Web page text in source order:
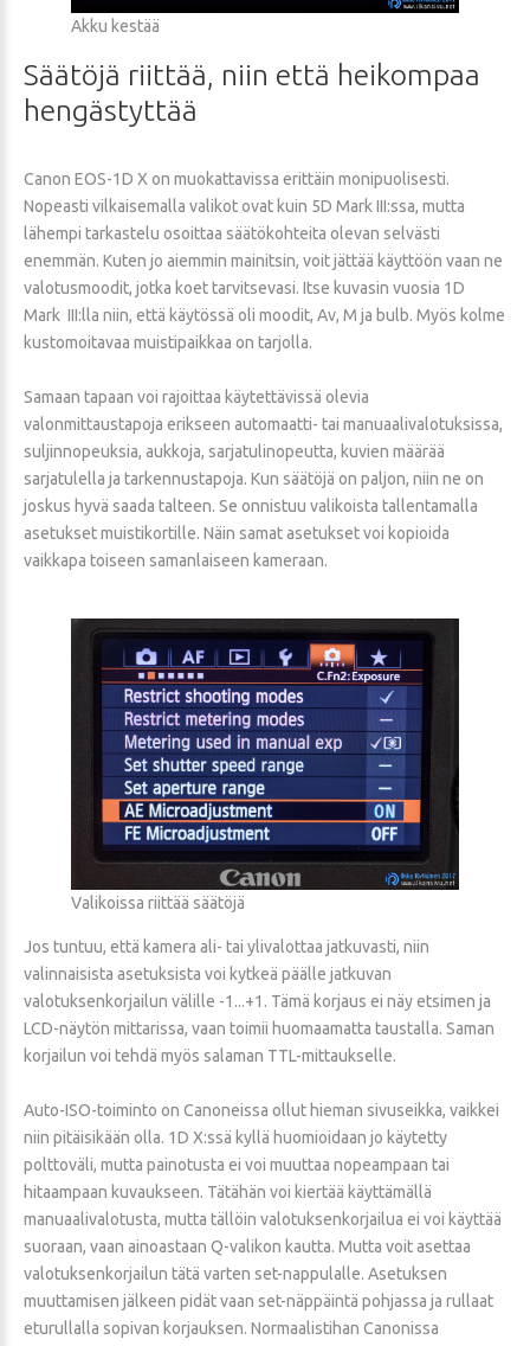
Akku kestää
Säätöjä riittää, niin että heikompaa
hengästyttää
Canon EOS-1D X on muokattavissa erittäin monipuolisesti.
Nopeasti vilkaisemalla valikot ovat kuin 5D Mark III:ssa, mutta
lähempi tarkastelu osoittaa säätökohteita olevan selvästi
enemmän. Kuten jo aiemmin mainitsin, voit jättää käyttöön vaan ne
valotusmoodit, jotka koet tarvitsevasi. Itse kuvasin vuosia 1D
Mark III:lla niin, että käytössä oli moodit, Av, M ja bulb. Myös kolme
kustomoitavaa muistipaikkaa on tarjolla.
Samaan tapaan voi rajoittaa käytettävissä olevia
valonmittaustapoja erikseen automaatti- tai manuaalivalotuksissa,
suljinnopeuksia, aukkoja, sarjatulinopeutta, kuvien määrää
sarjatulella ja tarkennustapoja. Kun säätöjä on paljon, niin ne on
joskus hyvä saada talteen. Se onnistuu valikoista tallentamalla
asetukset muistikortille. Näin samat asetukset voi kopioida
vaikkapa toiseen samanlaiseen kameraan.
Valikoissa riittää säätöjä
Jos tuntuu, että kamera ali- tai ylivalottaa jatkuvasti, niin
valinnaisista asetuksista voi kytkeä päälle jatkuvan
valotuksenkorjailun välille -1...+1. Tämä korjaus ei näy etsimen ja
LCD-näytön mittarissa, vaan toimii huomaamatta taustalla. Saman
korjailun voi tehdä myös salaman TTL-mittaukselle.
Auto-ISO-toiminto on Canoneissa ollut hieman sivuseikka, vaikkei
niin pitäisikään olla. 1D X:ssä kyllä huomioidaan jo käytetty
polttoväli, mutta painotusta ei voi muuttaa nopeampaan tai
hitaampaan kuvaukseen. Tätähän voi kiertää käyttämällä
manuaalivalotusta, mutta tällöin valotuksenkorjailua ei voi käyttää
suoraan, vaan ainoastaan Q-valikon kautta. Mutta voit asettaa
valotuksenkorjailun tätä varten set-nappulalle. Asetuksen
muuttamisen jälkeen pidät vaan set-näppäintä pohjassa ja rullaat
eturullalla sopivan korjauksen. Normaalistihan Canonissa